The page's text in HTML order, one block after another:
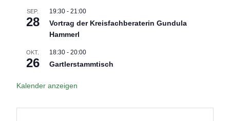
SEP.
28
19:30- 21:00
Vortrag der Kreisfachberaterin Gundula
Hammerl
OKT.
26
18:30- 20:00
Gartlerstammtisch
Kalender anzeigen